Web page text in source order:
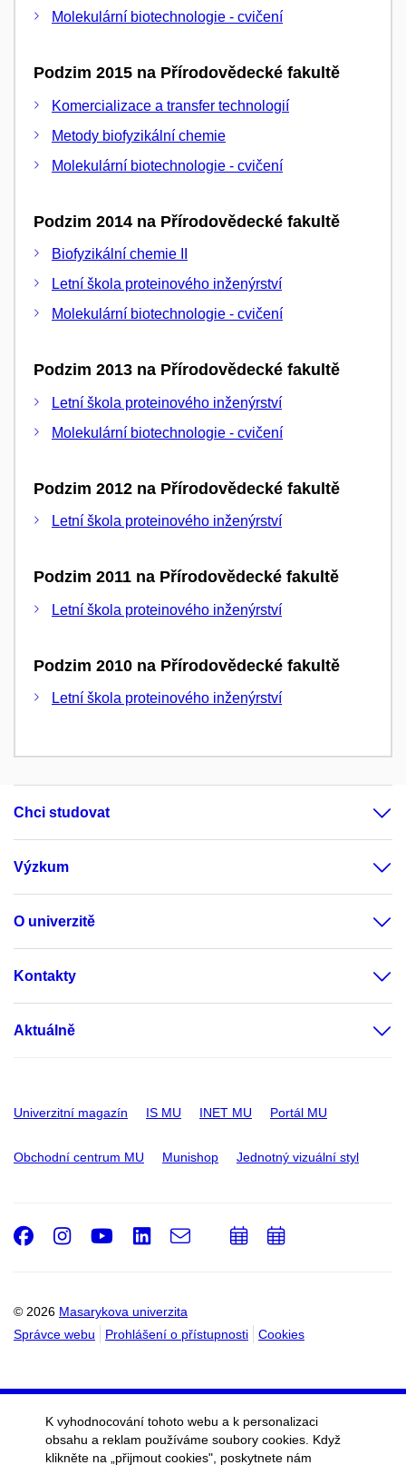
Molekulární biotechnologie - cvičení
Podzim 2015 na Přírodovědecké fakultě
Komercializace a transfer technologií
Metody biofyzikální chemie
Molekulární biotechnologie - cvičení
Podzim 2014 na Přírodovědecké fakultě
Biofyzikální chemie II
Letní škola proteinového inženýrství
Molekulární biotechnologie - cvičení
Podzim 2013 na Přírodovědecké fakultě
Letní škola proteinového inženýrství
Molekulární biotechnologie - cvičení
Podzim 2012 na Přírodovědecké fakultě
Letní škola proteinového inženýrství
Podzim 2011 na Přírodovědecké fakultě
Letní škola proteinového inženýrství
Podzim 2010 na Přírodovědecké fakultě
Letní škola proteinového inženýrství
Chci studovat
Výzkum
O univerzitě
Kontakty
Aktuálně
Univerzitní magazín IS MU INET MU Portál MU
Obchodní centrum MU Munishop Jednotný vizuální styl
© 2026 Masarykova univerzita
Správce webu
Prohlášení o přístupnosti Cookies
Facebook
Instagram
Youtube
LinkedIn
e-
PřidatPřidat
K vyhodnocování tohoto webu a k personalizaci
obsahu a reklam používáme soubory cookies. Když
klikněte na „přijmout cookies", poskytnete nám